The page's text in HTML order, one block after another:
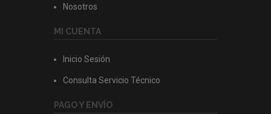
Nosotros
MI CUENTA
Inicio Sesión
Consulta Servicio Técnico
PAGO Y ENVÍO